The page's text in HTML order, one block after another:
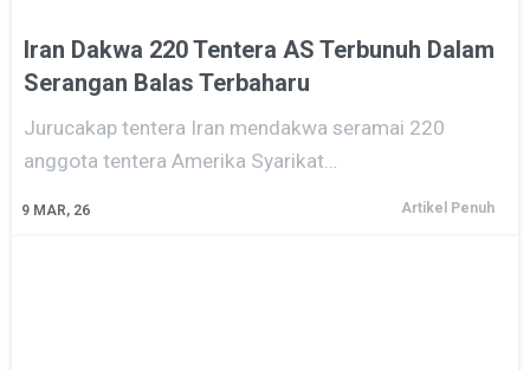
Iran Dakwa 220 Tentera AS Terbunuh Dalam
Serangan Balas Terbaharu
9 MAR, 26
Jurucakap tentera Iran mendakwa seramai 220
anggota tentera Amerika Syarikat…
Artikel Penuh